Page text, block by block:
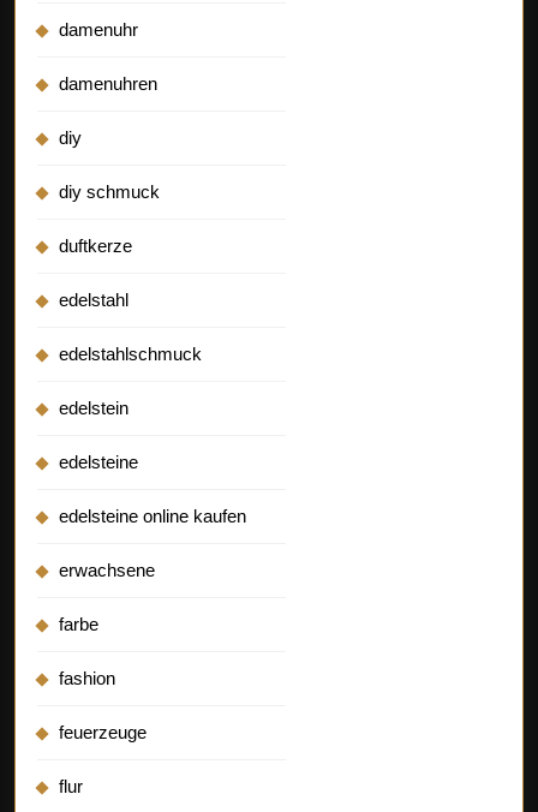
damenuhr
damenuhren
diy
diy schmuck
duftkerze
edelstahl
edelstahlschmuck
edelstein
edelsteine
edelsteine online kaufen
erwachsene
farbe
fashion
feuerzeuge
flur